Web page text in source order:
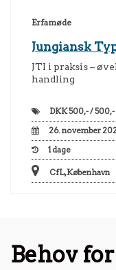
Erfamøde
Jungiansk
JTI i praksis –
handling
DKK500,- / 500,-
26. november
1dage
CfL, København
Behov